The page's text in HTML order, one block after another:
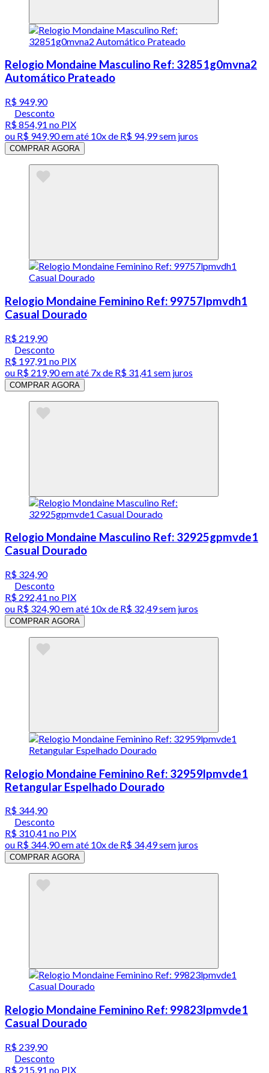
Relogio Mondaine Masculino Ref: 32851g0mvna2
Automático Prateado
R$ 949,90
Desconto
R$ 854,91 no PIX
ou R$ 949,90em até 10x de R$ 94,99 sem juros
COMPRAR AGORA
Relogio Mondaine Feminino Ref: 99757lpmvdh1
Casual Dourado
R$ 219,90
Desconto
R$ 197,91 no PIX
ou R$ 219,90em até 7x de R$ 31,41 sem juros
COMPRAR AGORA
Relogio Mondaine Masculino Ref: 32925gpmvde1
Casual Dourado
R$ 324,90
Desconto
R$ 292,41 no PIX
ou R$ 324,90em até 10x de R$ 32,49 sem juros
COMPRAR AGORA
Relogio Mondaine Feminino Ref: 32959lpmvde1
Retangular Espelhado Dourado
R$ 344,90
Desconto
R$ 310,41 no PIX
ou R$ 344,90em até 10x de R$ 34,49 sem juros
COMPRAR AGORA
Relogio Mondaine Feminino Ref: 99823lpmvde1
Casual Dourado
R$ 239,90
Desconto
R$ 215,91 no PIX